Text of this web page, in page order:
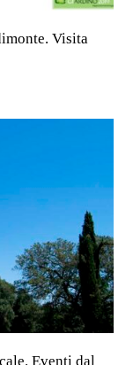
Visita
Eventi dal